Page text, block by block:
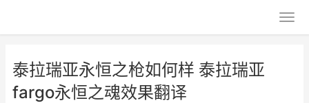
泰拉瑞亚永恒之枪如何样 泰拉瑞亚
fargo永恒之魂效果翻译